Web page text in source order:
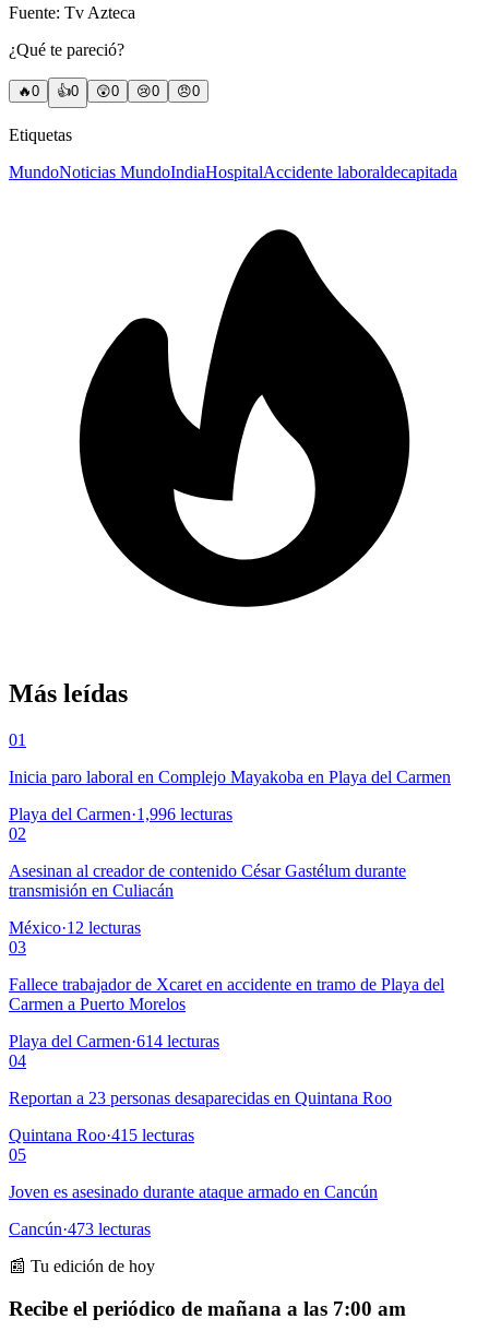
Fuente: Tv Azteca
¿Qué te pareció?
🔥0 👍0 😲0 😢0 😠0
Etiquetas
MundoNoticias MundoIndiaHospitalAccidente laboraldecapitada
Más leídas
01
Inicia paro laboral en Complejo Mayakoba en Playa del Carmen
Playa del Carmen·1,996 lecturas
02
Asesinan al creador de contenido César Gastélum durante
transmisión en Culiacán
México·12 lecturas
03
Fallece trabajador de Xcaret en accidente en tramo de Playa del
Carmen a Puerto Morelos
Playa del Carmen·614 lecturas
04
Reportan a 23 personas desaparecidas en Quintana Roo
Quintana Roo·415 lecturas
05
Joven es asesinado durante ataque armado en Cancún
Cancún·473 lecturas
📰 Tu edición de hoy
Recibe el periódico de mañana a las 7:00 am